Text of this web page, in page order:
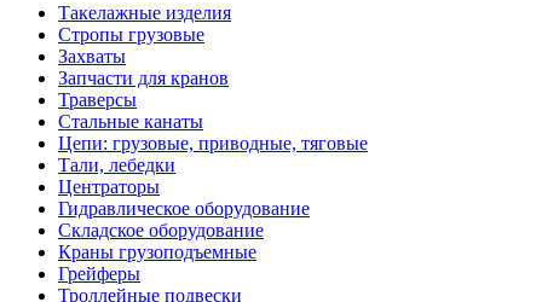
Такелажные изделия
Стропы грузовые
Захваты
Запчасти для кранов
Траверсы
Стальные канаты
Цепи: грузовые, приводные, тяговые
Тали, лебедки
Центраторы
Гидравлическое оборудование
Складское оборудование
Краны грузоподъемные
Грейферы
Троллейные подвески